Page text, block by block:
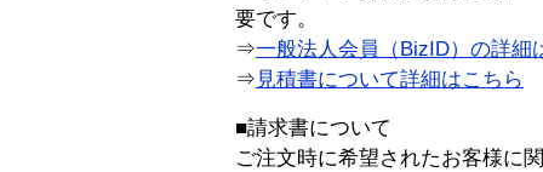
要です。
⇒一般法人会員（BizID）の詳細
⇒ 見積書について詳細はこちら
■請求書について
ご注文時に希望されたお客様に